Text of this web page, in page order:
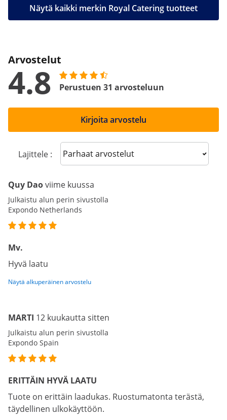
Näytä kaikki merkin Royal Catering tuotteet
Arvostelut
4.8 Perustuen 31 arvosteluun
Kirjoita arvostelu
Lajittele : Sort reviews
Quy Daoviime kuussa
Julkaistu alun perin sivustolla
Expondo Netherlands
Mv.
Hyvä laatu
Näytä alkuperäinen arvostelu
MARTI 12 kuukautta sitten
Julkaistu alun perin sivustolla
Expondo Spain
ERITTÄIN HYVÄ LAATU
Tuote on erittäin laadukas. Ruostumatonta terästä,
täydellinen ulkokäyttöön.